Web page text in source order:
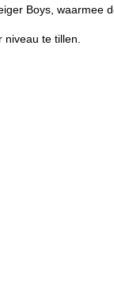
Boys, waarmee
te tillen.